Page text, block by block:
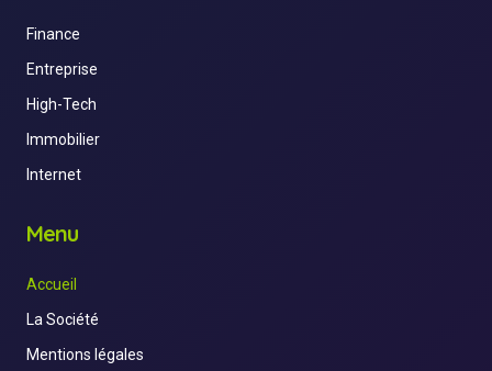
Finance
Entreprise
High-Tech
Immobilier
Internet
Menu
Accueil
La Société
Mentions légales